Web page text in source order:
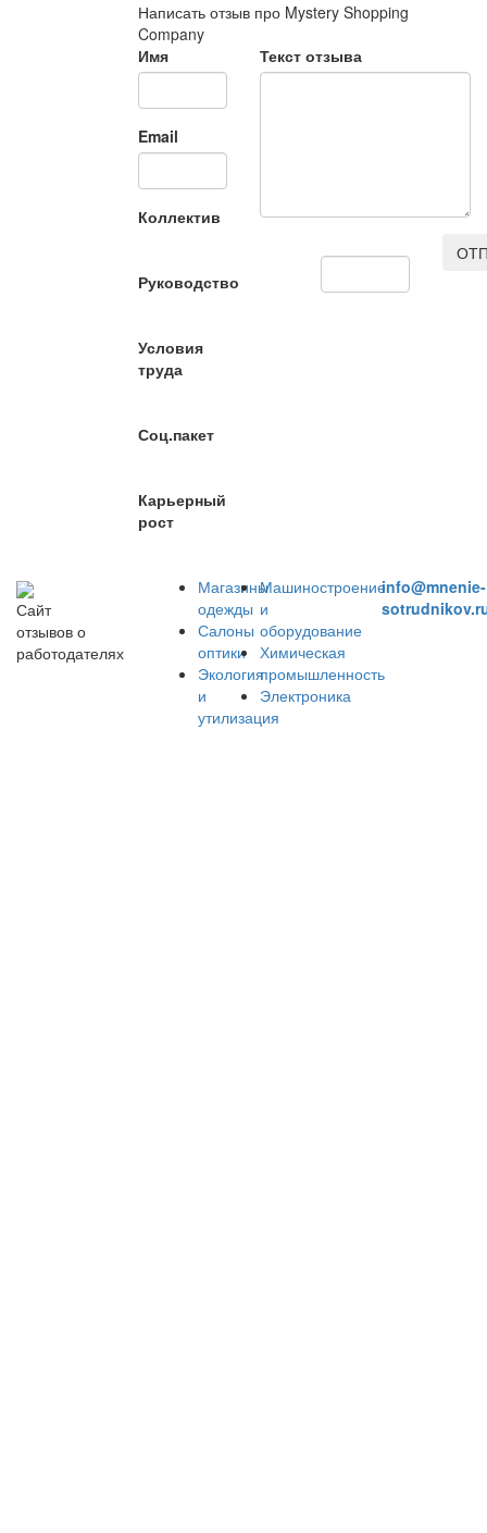
Написать отзыв про Mystery Shopping
Company
Имя
Email
Коллектив
Руководство
Условия
труда
Соц.пакет
Карьерный
рост
Текст отзыва
Сайт
отзывов о
работодателях
Магазины
одежды
Салоны
оптики
Экология
и
утилизация
Машиностроение
и
оборудование
Химическая
промышленность
Электроника
info@mnenie-